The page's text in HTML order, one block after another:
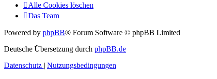
Alle Cookies löschen
Das Team
Powered by phpBB® Forum Software © phpBB Limited
Deutsche Übersetzung durch phpBB.de
Datenschutz | Nutzungsbedingungen